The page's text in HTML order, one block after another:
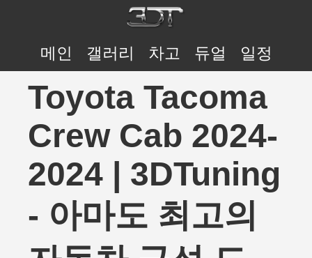
메인 갤러리 차고 듀얼 일정
Toyota Tacoma
Crew Cab 2024-
2024 | 3DTuning
- 아마도 최고의